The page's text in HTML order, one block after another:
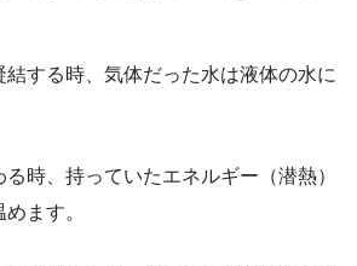
結する時、気体だった水は液体の水に
時、持っていたエネルギー（潜熱）
ます。